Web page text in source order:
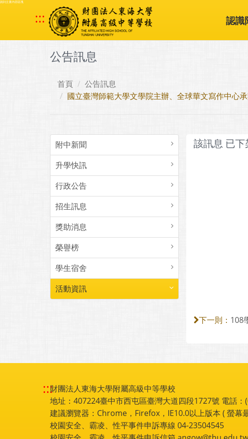
跳到主要內容區塊
::: 認識
公告訊息
首頁
公告訊息
國立臺灣師範大學文學院主辦、全球華文寫作中心
附中新聞
升學快訊
行政公告
招生訊息
獎助消息
榮譽榜
學生宿舍
活動資訊
該訊息 已下
下一則： 108
:::財團法人東海大學附屬高級中等學校
地址：407224臺中市西屯區臺灣大道四段1727號 電話
建議瀏覽器：Chrome，Firefox，IE10.0以上版本 ( 螢幕
校園安全、霸凌、性平事件申訴專線 04-23504545